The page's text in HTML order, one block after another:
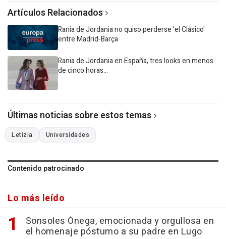
Artículos Relacionados
Rania de Jordania no quiso perderse 'el Clásico'
entre Madrid-Barça
Rania de Jordania en España, tres looks en menos
de cinco horas...
Últimas noticias sobre estos temas
Letizia Universidades
Contenido patrocinado
Lo más leído
Sonsoles Ónega, emocionada y orgullosa en
el homenaje póstumo a su padre en Lugo